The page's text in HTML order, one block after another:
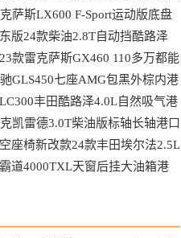
新行情
萨斯LX600 F-Sport运动版底盘
港口行情
版24款柴油2.8T自动挡酷路泽
野车
款雷克萨斯GX460 110多万都能
GLS450七座AMG包黑外棕内港
车型丰田酷路泽4.0L自然吸气港
了吗
凯雷德3.0T柴油版标轴长轴港口
座椅新改款24款丰田埃尔法2.5L
库行情
道4000TXL天窗后挂大油箱港